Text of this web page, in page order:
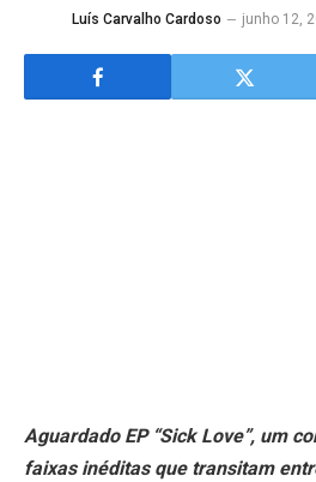
Luís Carvalho Cardoso junho 12,
Aguardado EP “Sick Love”, um
faixas inéditas que transitam